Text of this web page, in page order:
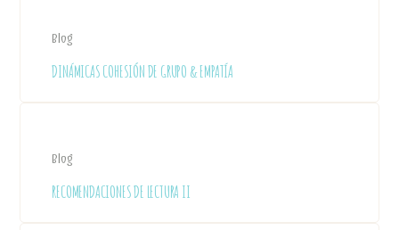
Blog
DINÁMICAS COHESIÓN DE GRUPO & EMPATÍA
Blog
RECOMENDACIONES DE LECTURA II